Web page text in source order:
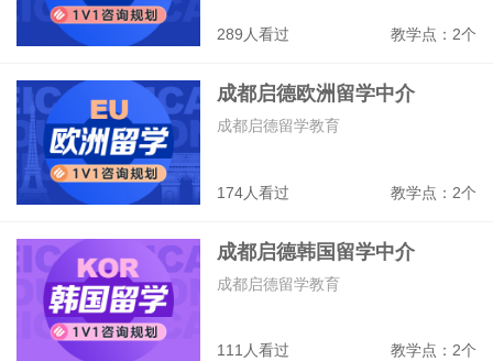
289人看过 教学点：2个
成都启德欧洲留学中介
174人看过 教学点：2个
成都启德留学教育
成都启德韩国留学中介
111人看过 教学点：2个
成都启德留学教育